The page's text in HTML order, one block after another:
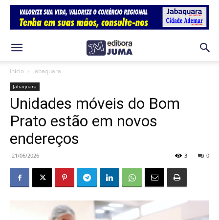
Início Jabaquara
Jabaquara
Unidades móveis do Bom
Prato estão em novos
endereços
21/06/2026 0
3